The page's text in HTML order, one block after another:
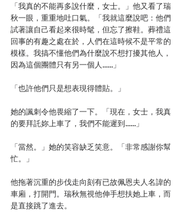
「我真的不能再多說什麼，女士。」他又看了瑞
秋一眼，重重地吐口氣。「我就這麼說吧：他們
試著讓自己看起來很時髦，但忘了擦鞋。葬禮這
回事的有趣之處在於，人們在這時候不是平常的
模樣。我搞不懂他們為什麼說不想打擾其他人，
因為這個團體只有另一個人……」
「也許他們只是想表現得體貼。」
她的諷刺令他畏縮了一下。「現在，女士，我真
的要拜託妳上車了，我們不能遲到……」
「當然。」她的笑容缺乏笑意。「非常感謝你幫
忙。」
他拖著沉重的步伐走向刻有已故佩恩夫人名諱的
車廂，打開門。瑞秋無視他伸手想扶她上車，而
是直接跳了進去。